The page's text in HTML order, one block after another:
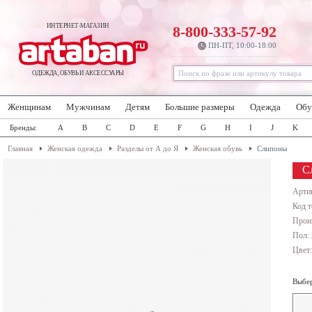
ИНТЕРНЕТ-МАГАЗИН
ОДЕЖДА, ОБУВЬ И АКСЕССУАРЫ
8-800-333-57-92
ПН-ПТ, 10:00-18:00
Женщинам Мужчинам Детям Большие размеры Одежда
Бренды: A B C D E F G H I J K
Главная Женская одежда Разделы от А до Я Женская обувь Слипоны
Код
Пол: